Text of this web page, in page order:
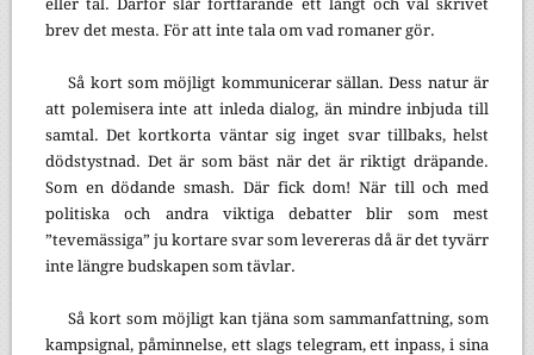
eller tal. Därför slår fortfarande ett långt och väl skrivet
brev det mesta. För att inte tala om vad romaner gör.
Så kort som möjligt kommunicerar sällan. Dess natur är
att polemisera inte att inleda dialog, än mindre inbjuda till
samtal. Det kortkorta väntar sig inget svar tillbaks, helst
dödstystnad. Det är som bäst när det är riktigt dräpande.
Som en dödande smash. Där fick dom! När till och med
politiska och andra viktiga debatter blir som mest
”tevemässiga” ju kortare svar som levereras då är det tyvärr
inte längre budskapen som tävlar.
Så kort som möjligt kan tjäna som sammanfattning, som
kampsignal, påminnelse, ett slags telegram, ett inpass, i sina